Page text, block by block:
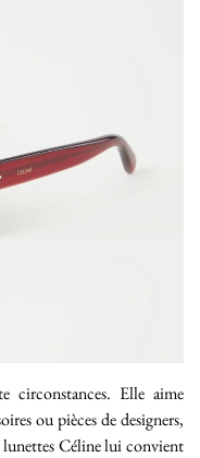
circonstances. Elle aime
ou pièces de designers,
lunettes Céline lui convient